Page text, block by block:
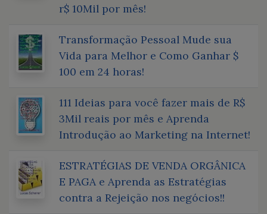
r$ 10Mil por mês!
Transformação Pessoal Mude sua
Vida para Melhor e Como Ganhar $
100 em 24 horas!
111 Ideias para você fazer mais de R$
3Mil reais por mês e Aprenda
Introdução ao Marketing na Internet!
ESTRATÉGIAS DE VENDA ORGÂNICA
E PAGA e Aprenda as Estratégias
contra a Rejeição nos negócios!!